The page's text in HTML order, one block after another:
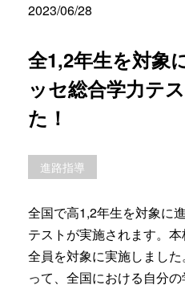
2023/06/28
全1,2年生を対象
ッセ総合学力テ
た！
進路指導
全国で高1,2年生を対象に
テストが実施されます。
全員を対象に実施しまし
って、全国における自分